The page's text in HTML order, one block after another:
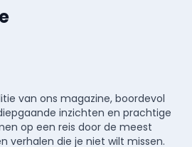
van ons magazine, boordevol
inzichten en prachtige
op een reis door de meest
verhalen die je niet wilt missen.